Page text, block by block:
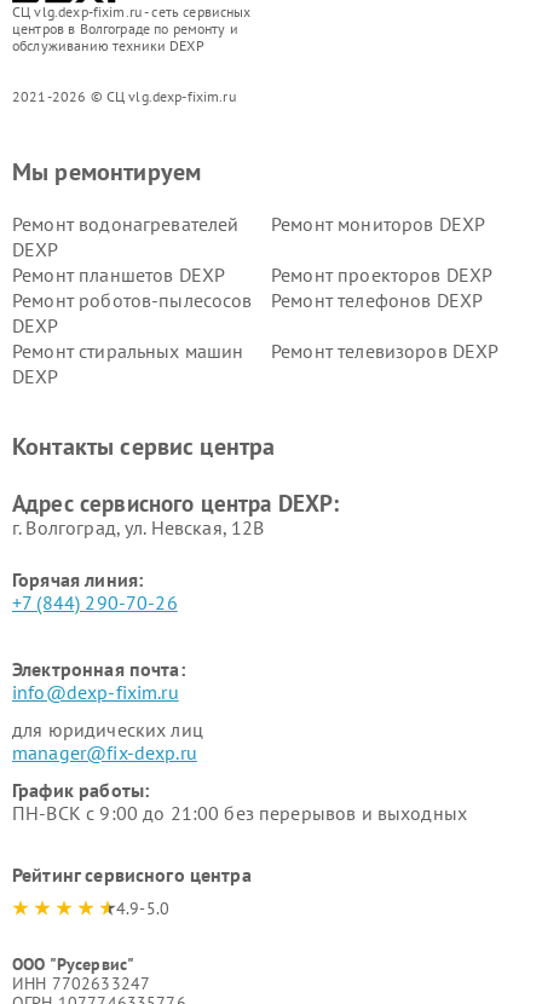
СЦ vlg.dexp-fixim.ru - сеть сервисных
центров в Волгограде по ремонту и
обслуживанию техники DEXP
2021-2026 © СЦ vlg.dexp-fixim.ru
Мы ремонтируем
Ремонт водонагревателей
DEXP
Ремонт мониторов DEXP
Ремонт планшетов DEXP
Ремонт проекторов DEXP
Ремонт роботов-пылесосов
DEXP
Ремонт телефонов DEXP
Ремонт стиральных машин
DEXP
Ремонт телевизоров DEXP
Ремонт серверов DEXP
Ремонт мини пк DEXP
Контакты сервис центра
Адрес сервисного центра DEXP:
г. Волгоград, ул. Невская, 12В
Горячая линия:
+7 (844) 290-70-26
Электронная почта:
info@dexp-fixim.ru
для юридических лиц
manager@fix-dexp.ru
График работы:
ПН-ВСК с 9:00 до 21:00 без перерывов и выходных
Рейтинг сервисного центра
4.9-5.0
ООО "Русервис"
ИНН 7702633247